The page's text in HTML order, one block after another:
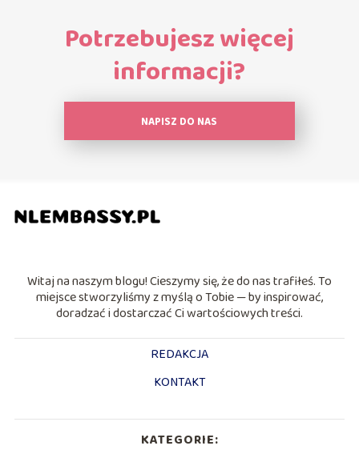
Potrzebujesz więcej
informacji?
NAPISZ DO NAS
Witaj na naszym blogu! Cieszymy się, że do nas trafiłeś. To
miejsce stworzyliśmy z myślą o Tobie — by inspirować,
doradzać i dostarczać Ci wartościowych treści.
REDAKCJA
KONTAKT
KATEGORIE: